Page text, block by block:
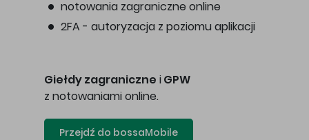
notowania zagraniczne online
2FA - autoryzacja z poziomu aplikacji
Giełdy zagraniczne i GPW
z notowaniami online.
Przejdź do bossaMobile